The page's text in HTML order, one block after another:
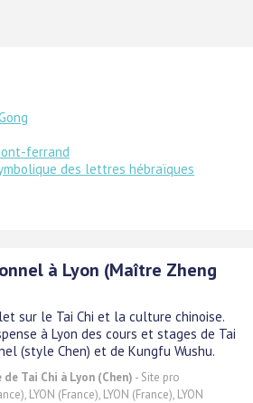
ferrand
des lettres hébraïques
à Lyon (Maître Zheng
sur le Tai Chi et la culture chinoise.
à Lyon des cours et stages de Tai
(style Chen) et de Kungfu Wushu.
de Tai Chi à Lyon (Chen) - Site pro
LYON (France), LYON (France), LYON